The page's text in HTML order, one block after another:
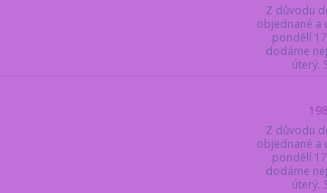
Z důvodu
objednané a
pondělí
dodáme
úterý.
Z důvodu
objednané a
pondělí
dodáme
úterý.